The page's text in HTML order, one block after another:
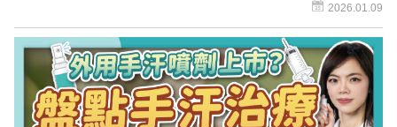
2026.01.09